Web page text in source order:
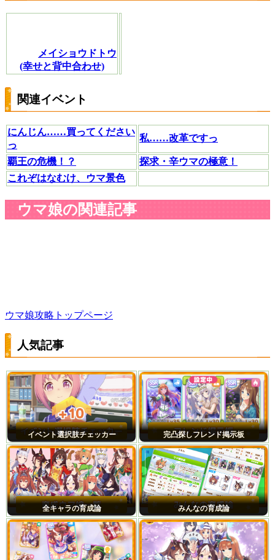
メイショウドトウ
(幸せと背中合わせ)
関連イベント
にんじん……買ってください
っ
私……改革ですっ
覇王の危機！？
探求・辛ウマの極意！
これぞはなむけ、ウマ景色
ウマ娘の関連記事
ウマ娘攻略トップページ
人気記事
イベント選択肢チェッカー 完凸探しフレンド掲示板
全キャラの育成論 みんなの育成論